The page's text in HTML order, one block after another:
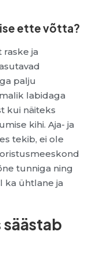
ette võtta?
ja
palju
labidaga
kui näiteks
kihi. Aja- ja
tekib, ei ole
tunniga ning
ka ühtlane ja